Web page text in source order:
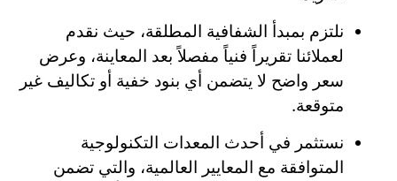
نلتزم بمبدأ الشفافية المطلقة، حيث نقدم
لعملائنا تقريراً فنياً مفصلاً بعد المعاينة، وعرض
سعر واضح لا يتضمن أي بنود خفية أو تكاليف غير
متوقعة.
نستثمر في أحدث المعدات التكنولوجية
المتوافقة مع المعايير العالمية، والتي تضمن